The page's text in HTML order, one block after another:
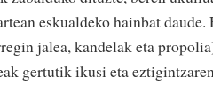
eskualdeko hainbat
jalea, kandelak eta
gertutik ikusi eta